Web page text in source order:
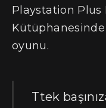
Playstation Plus
oyunu.
Ttek